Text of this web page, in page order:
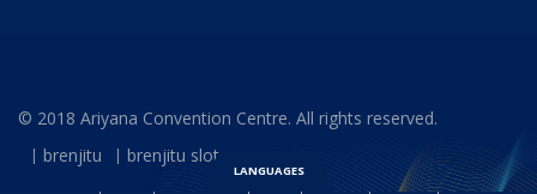
© 2018 Ariyana Convention Centre. All rights reserved.
brenjitu
brenjitu slot
LANGUAGES